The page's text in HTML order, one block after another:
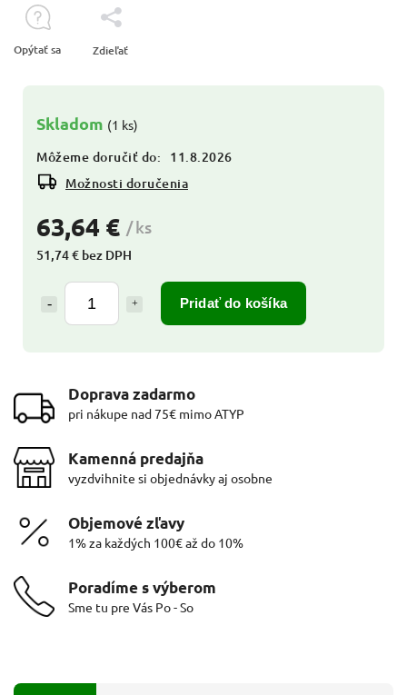
63,64 € / ks
51,74 € bez DPH
Pridať do košíka
Skladom (1 ks)
Môžeme doručiť do:
11.8.2026
Možnosti doručenia
Opýtať sa Zdieľať
Doprava zadarmo
pri nákupe nad 75€ mimo ATYP
Kamenná predajňa
vyzdvihnite si objednávky aj osobne
Objemové zľavy
1% za každých 100€ až do 10%
Poradíme s výberom
Sme tu pre Vás Po - So